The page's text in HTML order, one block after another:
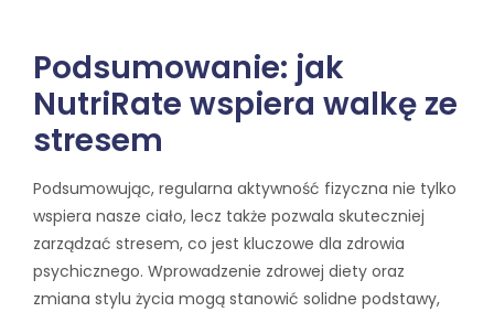
Podsumowanie: jak
NutriRate wspiera walkę ze
stresem
Podsumowując, regularna aktywność fizyczna nie tylko
wspiera nasze ciało, lecz także pozwala skuteczniej
zarządzać stresem, co jest kluczowe dla zdrowia
psychicznego. Wprowadzenie zdrowej diety oraz
zmiana stylu życia mogą stanowić solidne podstawy,